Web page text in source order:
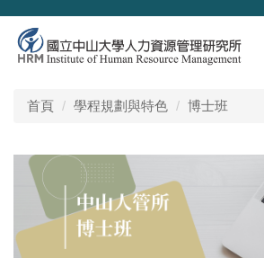
跳
到
主
首頁 學程規劃與特色 博士班